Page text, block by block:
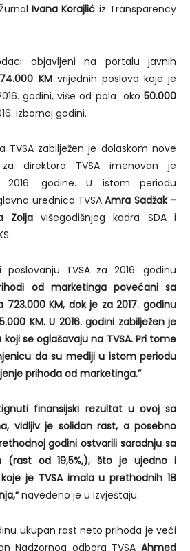
Ivana Korajlić iz Transparency
objavljeni na portalu javnih
74.000 KMvrijednih poslova koje je
godini, više od pola oko 50.000
izbornoj godini.
TVSA zabilježen je dolaskom nove
direktora TVSA imenovan je
2016. godine. U istom periodu
urednica TVSAAmra Sadžak –
Zoljavišegodišnjeg kadra SDA i
TVSA za 2016. godinu
od marketinga povećani sa
723.000 KM, dok je za 2017. godinu
KM. U 2016. godini zabilježen je
se oglašavaju na TVSA. Pri tome
da su mediji u istom periodu
prihoda od marketinga.”
finansijski rezultat u ovoj sa
vidljiv je solidan rast, a posebno
godini ostvarili saradnju sa
(rast od 19,5%,), što je ujedno i
je TVSA imala u prethodnih 18
navedeno je u Izvještaju.
ukupan rast neto prihoda je veći
Nadzornog odbora TVSA Ahmed